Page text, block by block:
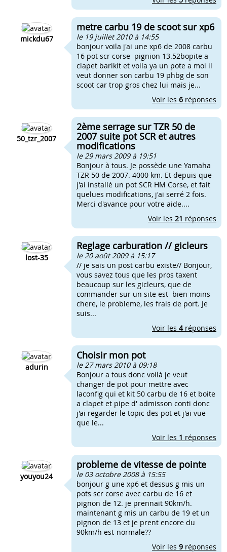
mickdu67
metre carbu 19 de scoot sur xp6
le 19 juillet 2010 à 14:55
bonjour voila j'ai une xp6 de 2008 carbu
16 pot scr corse pignion 13.52bopite a
clapet barikit et voila ya un pote a moi il
veut donner son carbu 19 phbg de son
scoot car trop gros chez lui mais je...
Voir les 6 réponses
50_tzr_2007
2ème serrage sur TZR 50 de
2007 suite pot SCR et autres
modifications
le 29 mars 2009 à 19:51
Bonjour à tous. Je possède une Yamaha
TZR 50 de 2007. 4000 km. Et depuis que
j'ai installé un pot SCR HM Corse, et fait
quelues modifications, j'ai serré 2 fois.
Merci d'avance pour votre aide....
Voir les 21 réponses
lost-35
Reglage carburation // gicleurs
le 20 août 2009 à 15:17
// je sais un post carbu existe// Bonjour,
vous savez tous que les pros taxent
beaucoup sur les gicleurs, que de
commander sur un site est bien moins
chere, le probleme, les frais de port. Je
suis...
Voir les 4réponses
adurin
Choisir mon pot
le 27 mars 2010 à 09:18
Bonjour a tous donc voilà je veut
changer de pot pour mettre avec
laconfig qui et kit 50 carbu de 16 et boite
a clapet et pipe d' admisson conti donc
j'ai regarder le topic des pot et j'ai vue
que le...
Voir les 1 réponses
youyou24
probleme de vitesse de pointe
le 03 octobre 2008 à 15:55
bonjour g une xp6 et dessus g mis un
pots scr corse avec carbu de 16 et
pignon de 12. je prennait 90km/h.
maintenant g mis un carbu de 19 et un
pignon de 13 et je prent encore du
90km/h est-normale??
Voir les 9 réponses